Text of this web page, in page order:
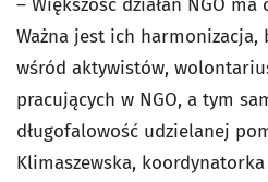
– Większość działań NGO
Ważna jest ich harmonizacja,
wśród aktywistów,
pracujących w NGO, a tym
długofalowość udzielanej
Klimaszewska, koordynatorka